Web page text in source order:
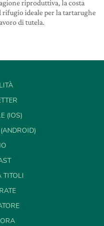
riproduttiva, la costa
rifugio ideale per la tartarughe
di tutela.
(IOS)
TITOLI